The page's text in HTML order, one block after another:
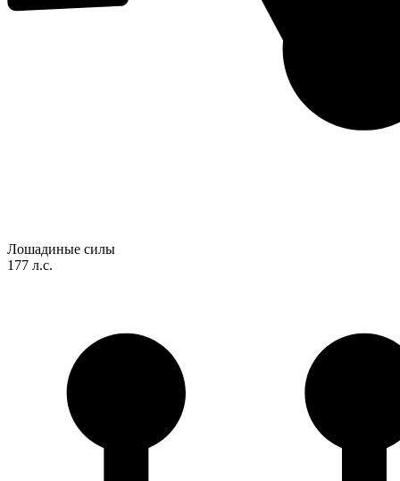
Лошадиные силы
177 л.с.